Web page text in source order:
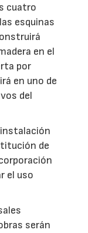
cuatro
esquinas
en el
por
en uno de
del
de
el uso
serán